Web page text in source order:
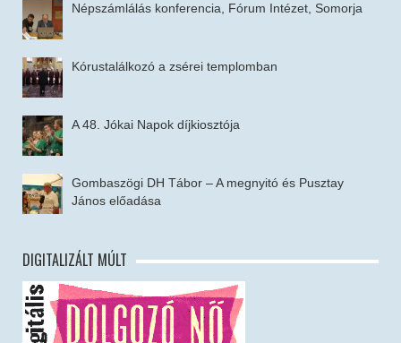
Népszámlálás konferencia, Fórum Intézet, Somorja
Kórustalálkozó a zsérei templomban
A 48. Jókai Napok díjkiosztója
Gombaszögi DH Tábor – A megnyitó és Pusztay
János előadása
DIGITALIZÁLT MÚLT